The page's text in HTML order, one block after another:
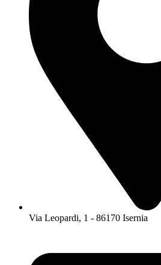
Via Leopardi, 1 - 86170 Isernia